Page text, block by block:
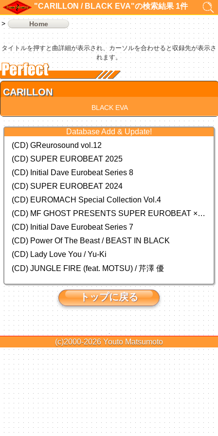
"CARILLON / BLACK EVA"の検索結果 1件
Home
タイトルを押すと曲詳細が表示され、カーソルを合わせると収録先が表示さ
れます。
CARILLON
BLACK EVA
Database Add & Update!
(CD) GReurosound vol.12
(CD) SUPER EUROBEAT 2025
(CD) Initial Dave Eurobeat Series 8
(CD) SUPER EUROBEAT 2024
(CD) EUROMACH Special Collection Vol.4
(CD) MF GHOST PRESENTS SUPER EUROBEAT × ORIGINAL SOUNDTRACK NEW COLLECTION
(CD) Initial Dave Eurobeat Series 7
(CD) Power Of The Beast / BEAST IN BLACK
(CD) Lady Love You / Yu-Ki
(CD) JUNGLE FIRE (feat. MOTSU) / 芹澤 優
トップに戻る
(c)2000-2026 Youto Matsumoto